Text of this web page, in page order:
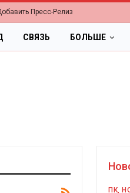
Пресс-Релиз
СВЯЗЬ БОЛЬШЕ
ПК,